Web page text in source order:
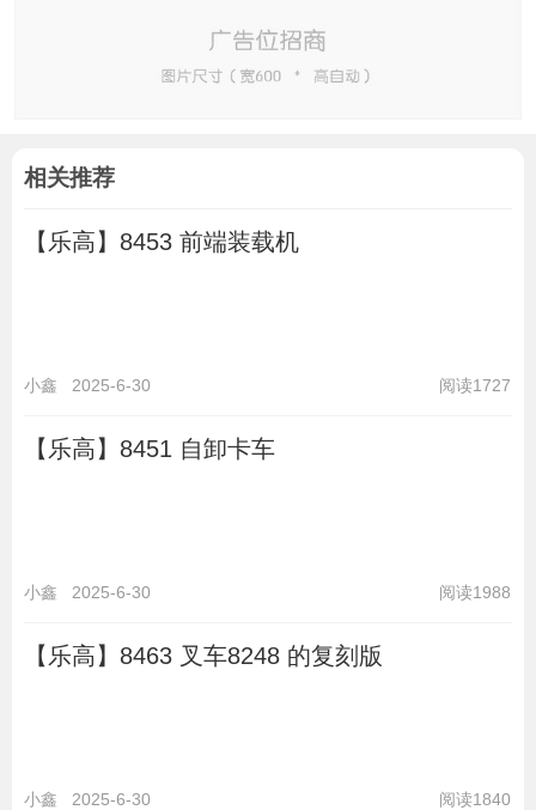
相关推荐
【乐高】8453 前端装载机
小鑫 2025-6-30 阅读1727
【乐高】8451 自卸卡车
小鑫 2025-6-30 阅读1988
【乐高】8463 叉车8248 的复刻版
小鑫 2025-6-30 阅读1840